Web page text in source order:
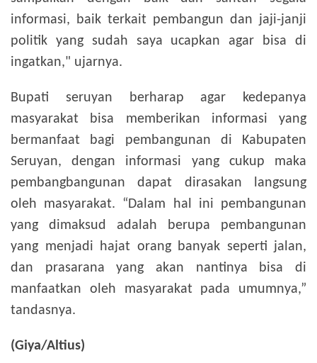
informasi, baik terkait pembangun dan jaji-janji
politik yang sudah saya ucapkan agar bisa di
ingatkan," ujarnya.
Bupati seruyan berharap agar kedepanya
masyarakat bisa memberikan informasi yang
bermanfaat bagi pembangunan di Kabupaten
Seruyan, dengan informasi yang cukup maka
pembangbangunan dapat dirasakan langsung
oleh masyarakat. “Dalam hal ini pembangunan
yang dimaksud adalah berupa pembangunan
yang menjadi hajat orang banyak seperti jalan,
dan prasarana yang akan nantinya bisa di
manfaatkan oleh masyarakat pada umumnya,”
tandasnya.
(Giya/Altius)